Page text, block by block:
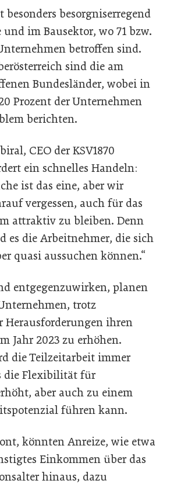
besorgniserregend
im Bausektor, wo 71 bzw.
betroffen sind.
sind die am
Bundesländer, wobei in
Prozent der Unternehmen
berichten.
CEO der KSV1870
ein schnelles Handeln:
ist das eine, aber wir
vergessen, auch für das
attraktiv zu bleiben. Denn
es die Arbeitnehmer, die sich
quasi aussuchen können.“
entgegenzuwirken, planen
trotz
ihren
Jahr 2023 zu erhöhen.
die Teilzeitarbeit immer
die Flexibilität für
aber auch zu einem
führen kann.
könnten Anreize, wie etwa
Einkommen über das
hinaus, dazu